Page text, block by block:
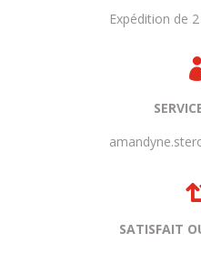
Expédition de
SATISFAIT